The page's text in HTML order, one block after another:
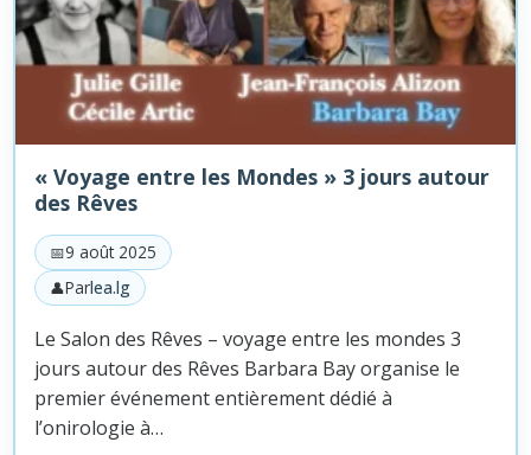
« Voyage entre les Mondes » 3 jours autour
des Rêves
9 août 2025
Parlea.lg
Le Salon des Rêves – voyage entre les mondes 3
jours autour des Rêves Barbara Bay organise le
premier événement entièrement dédié à
l’onirologie à…